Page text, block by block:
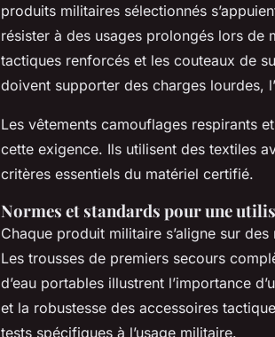
produits militaires sélectionnés
résister à des usages prolongés lors de
tactiques renforcés et les couteaux de
doivent supporter des charges lourdes,
Les vêtements camouflages respirants
cette exigence. Ils utilisent des textiles
critères essentiels du matériel certifié.
Normes et standards pour une
Chaque produit militaire s’aligne sur
Les trousses de premiers secours
d’eau portables illustrent l’importance
et la robustesse des accessoires
tests spécifiques à l’usage militaire.